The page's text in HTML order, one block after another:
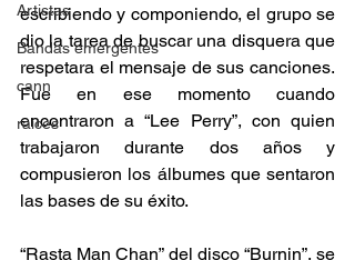
Artistas
Bandas emergentes
cann
raices
escribiendo y componiendo, el grupo se
dio la tarea de buscar una disquera que
respetara el mensaje de sus canciones.
Fue en ese momento cuando
encontraron a “Lee Perry”, con quien
trabajaron durante dos años y
compusieron los álbumes que sentaron
las bases de su éxito.
“Rasta Man Chan” del disco “Burnin”, se